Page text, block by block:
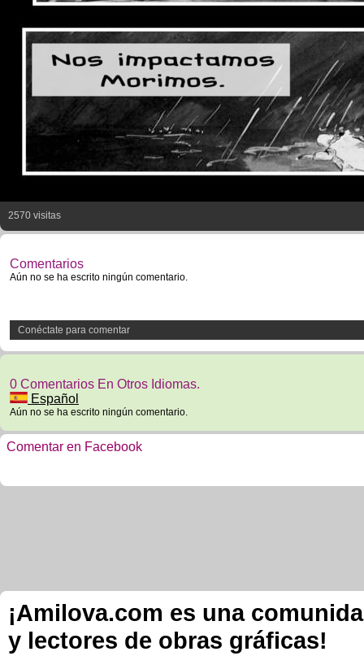
2570 visitas
Comentarios
Aún no se ha escrito ningún comentario.
Conéctate para comentar
0 Comentarios En Otros Idiomas.
Español
Aún no se ha escrito ningún comentario.
Comentar en Facebook
¡Amilova.com es una
y lectores de obras gráficas!